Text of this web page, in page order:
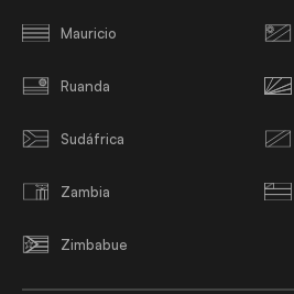
Mauricio
Ruanda
Sudáfrica
Zambia
Zimbabue